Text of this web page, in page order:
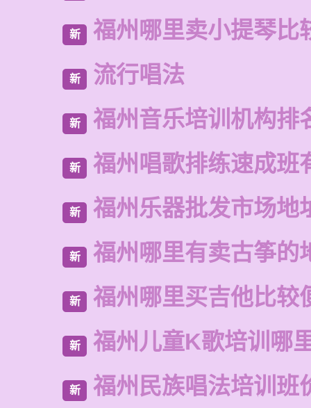
新 福州哪里卖小提琴比
新 流行唱法
新 福州音乐培训机构排
新 福州唱歌排练速成班
新 福州乐器批发市场地
新 福州哪里有卖古筝的
新 福州哪里买吉他比较
新 福州儿童K歌培训哪
新 福州民族唱法培训班